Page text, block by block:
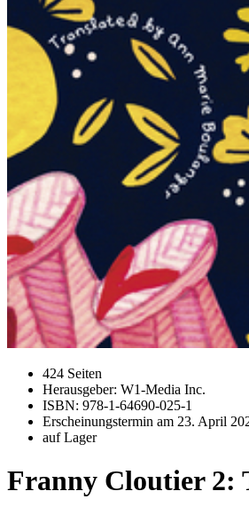
424 Seiten
Herausgeber: W1-Media Inc.
ISBN: 978-1-64690-025-1
Erscheinungstermin am 23. April
auf Lager
Franny Cloutier 2: